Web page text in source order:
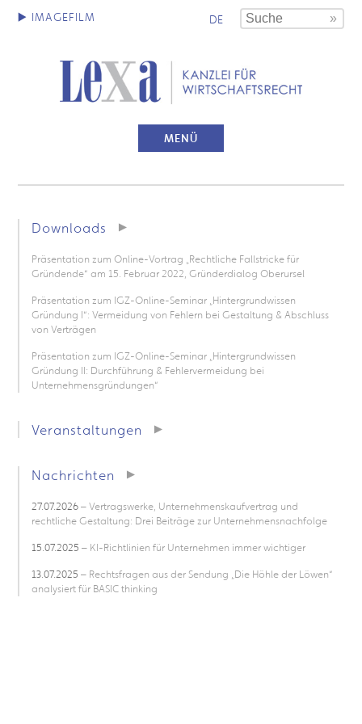
DE
MENÜ
Downloads
Präsentation zum Online-Vortrag „Rechtliche Fallstricke für
Gründende“ am 15. Februar 2022, Gründerdialog Oberursel
Präsentation zum IGZ-Online-Seminar „Hintergrundwissen
Gründung I“: Vermeidung von Fehlern bei Gestaltung & Abschluss
von Verträgen
Präsentation zum IGZ-Online-Seminar „Hintergrundwissen
Gründung II: Durchführung & Fehlervermeidung bei
Unternehmensgründungen“
Veranstaltungen
Nachrichten
27.07.2026– Vertragswerke, Unternehmenskaufvertrag und
rechtliche Gestaltung: Drei Beiträge zur Unternehmensnachfolge
15.07.2025 – KI-Richtlinien für Unternehmen immer wichtiger
13.07.2025 – Rechtsfragen aus der Sendung „Die Höhle der Löwen“
analysiert für BASIC thinking